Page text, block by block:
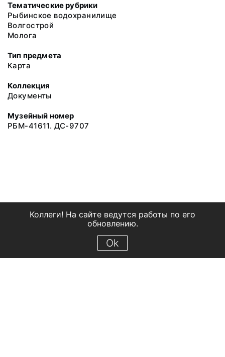
Тематические рубрики
Рыбинское водохранилище
Волгострой
Молога
Тип предмета
Карта
Коллекция
Документы
Музейный номер
РБМ-41611. ДС-9707
Коллеги! На сайте ведутся работы по его
обновлению.
Ok